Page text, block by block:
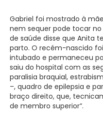
Gabriel foi mostrado à
nem sequer pode tocar no
de saúde disse que Anita
parto. O recém-nascido
intubado e permaneceu
saiu do hospital com as
paralisia braquial,
–, quadro de epilepsia e
braço direito, que,
de membro superior”.